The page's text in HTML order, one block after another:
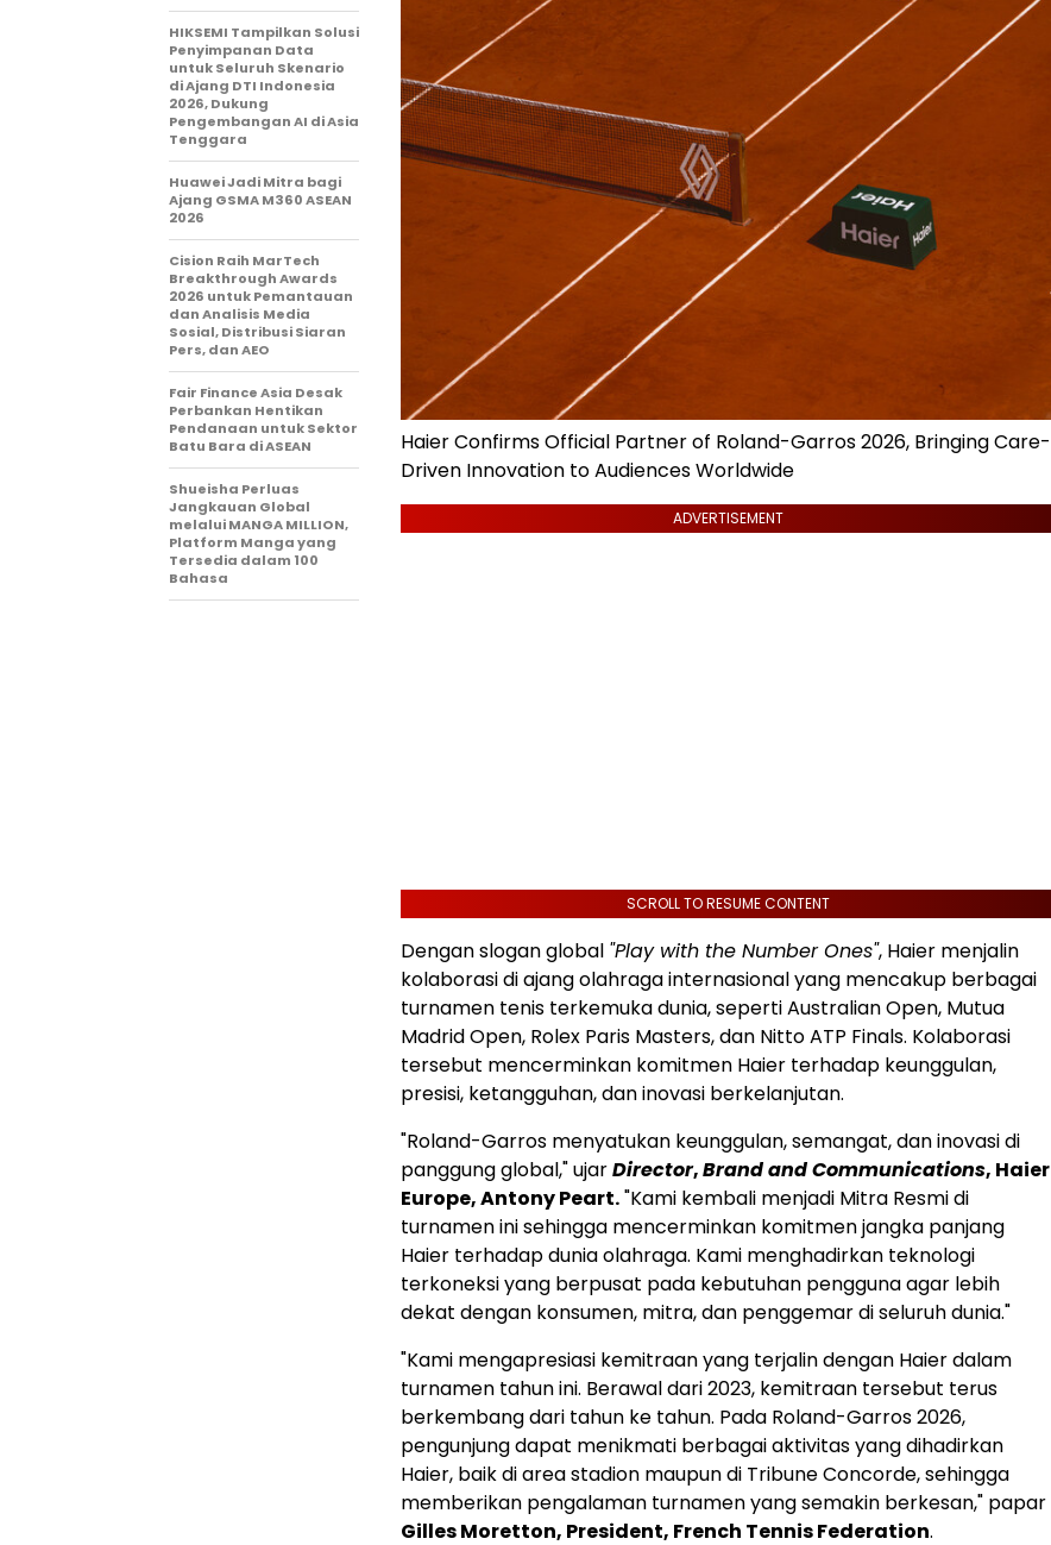
Haier Confirms Official Partner of Roland-Garros 2026, Bringing Care-
Driven Innovation to Audiences Worldwide
ADVERTISEMENT
SCROLL TO RESUME CONTENT
Dengan slogan global "Play with the Number Ones", Haier menjalin
kolaborasi di ajang olahraga internasional yang mencakup berbagai
turnamen tenis terkemuka dunia, seperti Australian Open, Mutua
Madrid Open, Rolex Paris Masters, dan Nitto ATP Finals. Kolaborasi
tersebut mencerminkan komitmen Haier terhadap keunggulan,
presisi, ketangguhan, dan inovasi berkelanjutan.
"Roland-Garros menyatukan keunggulan, semangat, dan inovasi di
panggung global," ujarDirector,Brand and Communications, Haier
Europe, Antony Peart."Kami kembali menjadi Mitra Resmi di
turnamen ini sehingga mencerminkan komitmen jangka panjang
Haier terhadap dunia olahraga. Kami menghadirkan teknologi
terkoneksi yang berpusat pada kebutuhan pengguna agar lebih
dekat dengan konsumen, mitra, dan penggemar di seluruh dunia."
"Kami mengapresiasi kemitraan yang terjalin dengan Haier dalam
turnamen tahun ini. Berawal dari 2023, kemitraan tersebut terus
berkembang dari tahun ke tahun. Pada Roland-Garros 2026,
pengunjung dapat menikmati berbagai aktivitas yang dihadirkan
Haier, baik di area stadion maupun di Tribune Concorde, sehingga
memberikan pengalaman turnamen yang semakin berkesan," papar
Gilles Moretton, President, French Tennis Federation.
HIKSEMI Tampilkan Solusi
Penyimpanan Data
untuk Seluruh Skenario
di Ajang DTI Indonesia
2026, Dukung
Pengembangan AI di Asia
Tenggara
Huawei Jadi Mitra bagi
Ajang GSMA M360 ASEAN
2026
Cision Raih MarTech
Breakthrough Awards
2026 untuk Pemantauan
dan Analisis Media
Sosial, Distribusi Siaran
Pers, dan AEO
Fair Finance Asia Desak
Perbankan Hentikan
Pendanaan untuk Sektor
Batu Bara di ASEAN
Shueisha Perluas
Jangkauan Global
melalui MANGA MILLION,
Platform Manga yang
Tersedia dalam 100
Bahasa